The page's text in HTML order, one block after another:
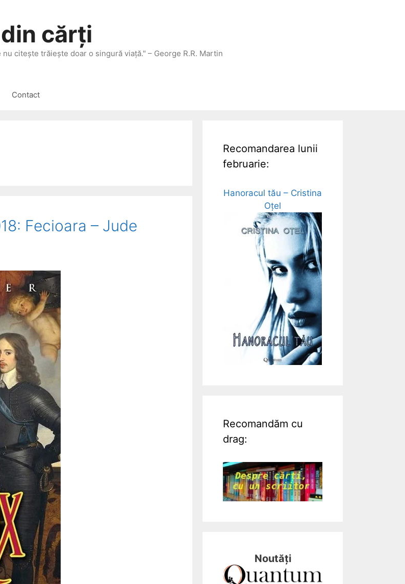
cărți
citeşte trăieşte doar o singură viaţă." – George R.R. Martin
Contact
Fecioara – Jude
Recomandarea lunii
februarie:
Hanoracul tău – Cristina
Oțel
Recomandăm cu
drag:
Noutăți